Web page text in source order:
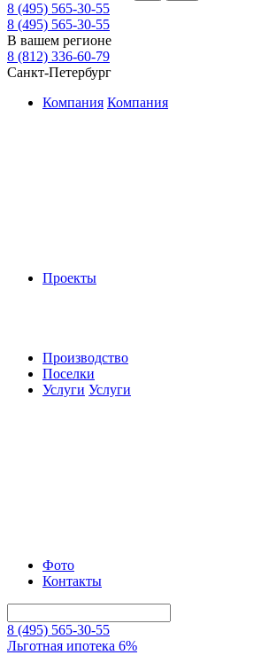
8 (495) 565-30-55
8 (495) 565-30-55
В вашем регионе
8 (812) 336-60-79
Санкт-Петербург
Компания Компания
Проекты
Производство
Поселки
Услуги Услуги
Фото
Контакты
8 (495) 565-30-55
Льготная ипотека 6%